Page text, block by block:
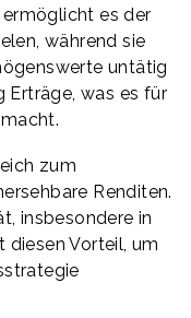
es der
während sie
untätig
Erträge, was es für
zum
Renditen.
insbesondere in
diesen Vorteil, um